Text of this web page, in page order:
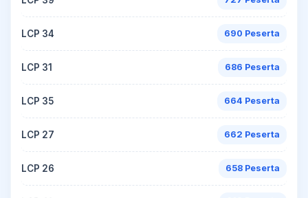
LCP 34 690 Peserta
LCP 31 686 Peserta
LCP 35 664 Peserta
LCP 27 662 Peserta
LCP 26 658 Peserta